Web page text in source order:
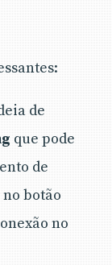
de
que pode
de
botão
no